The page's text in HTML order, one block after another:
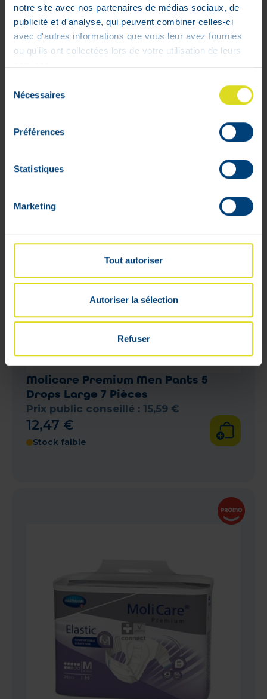
notre site avec nos partenaires de médias sociaux, de
publicité et d'analyse, qui peuvent combiner celles-ci
avec d'autres informations que vous leur avez fournies
ou qu'ils ont collectées lors de votre utilisation de leurs
services.
Nécessaires
Préférences
Statistiques
Marketing
Tout autoriser
Autoriser la sélection
Refuser
Molicare Premium Lady Pants 5
Drops Large 7 Pièces
Prix public conseillé : 14,64€
11 ,71€
Molicare Premium Men Pants 5
Drops Large 7 Pièces
Prix public conseillé : 15,59 €
12,47 €
Stock faible